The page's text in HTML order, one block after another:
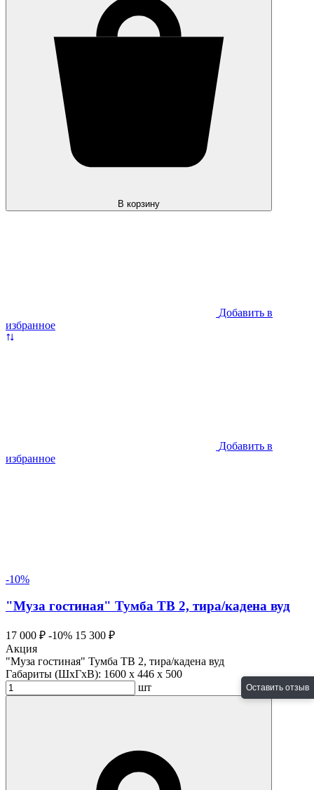
В корзину
Добавить в
избранное
Добавить в
избранное
-10%
"Муза гостиная" Тумба ТВ 2, тира/кадена вуд
17 000 ₽ -10% 15 300 ₽
Акция
"Муза гостиная" Тумба ТВ 2, тира/кадена вуд
Габариты (ШхГхВ): 1600 x 446 x 500
шт
Оставить отзыв